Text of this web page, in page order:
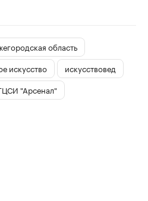
область
искусство
искусствовед
"Арсенал"